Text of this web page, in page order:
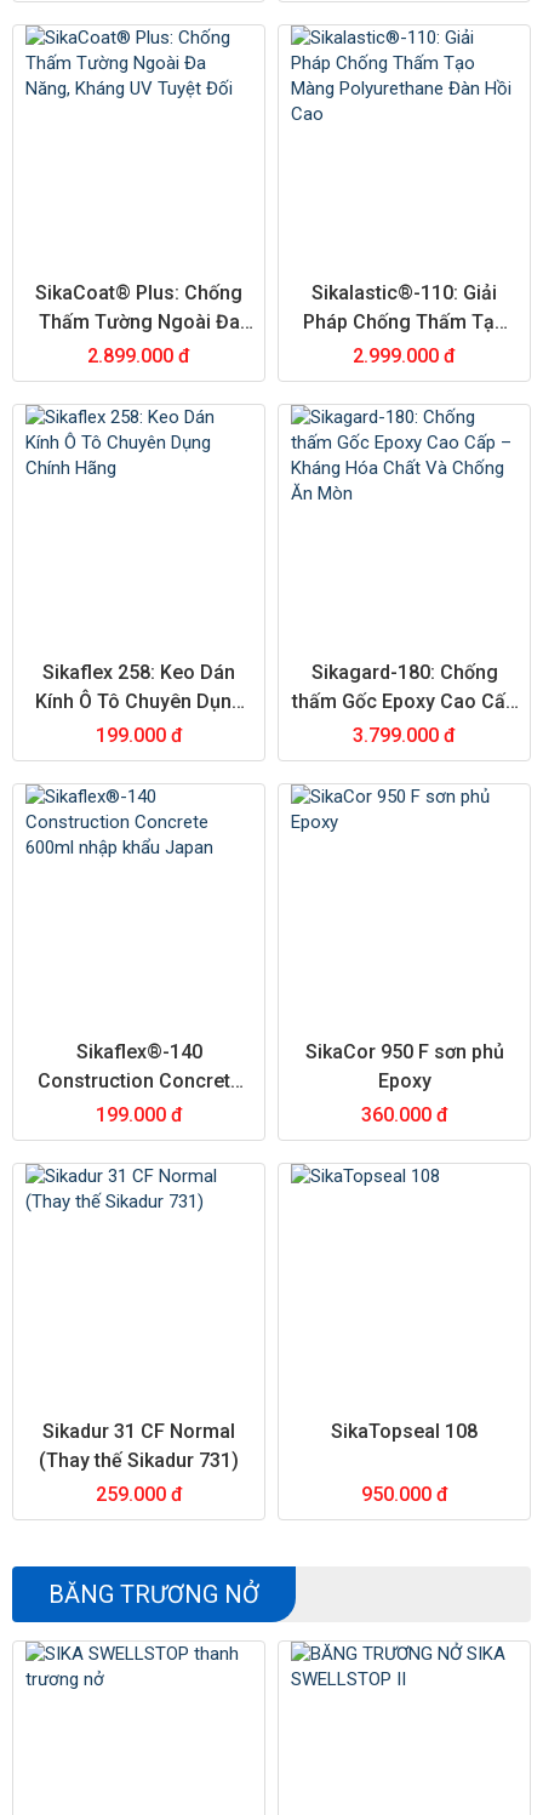
SikaCoat® Plus: Chống
Thấm Tường Ngoài Đa
Năng, Kháng UV Tuyệt
Đối
2.899.000 đ
Sikalastic®-110: Giải
Pháp Chống Thấm Tạo
Màng Polyurethane Đàn
Hồi Cao
2.999.000 đ
Sikaflex 258: Keo Dán
Kính Ô Tô Chuyên Dụng
Chính Hãng
199.000 đ
Sikagard-180: Chống
thấm Gốc Epoxy Cao Cấp
– Kháng Hóa Chất Và
Chống Ăn Mòn
3.799.000 đ
Sikaflex®-140
Construction Concrete
600ml nhập khẩu Japan
199.000 đ
SikaCor 950 F sơn phủ
Epoxy
360.000 đ
Sikadur 31 CF Normal
(Thay thế Sikadur 731)
259.000 đ
SikaTopseal 108
950.000 đ
BĂNG TRƯƠNG NỞ